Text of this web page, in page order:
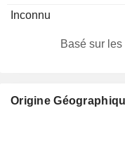
Inconnu
Basé sur
Origine